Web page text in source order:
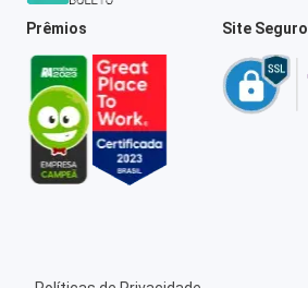
Prêmios Site Seguro